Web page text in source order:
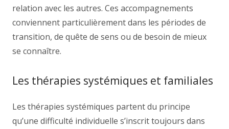
relation avec les autres. Ces accompagnements
conviennent particulièrement dans les périodes de
transition, de quête de sens ou de besoin de mieux
se connaître.
Les thérapies systémiques et familiales
Les thérapies systémiques partent du principe
qu’une difficulté individuelle s’inscrit toujours dans